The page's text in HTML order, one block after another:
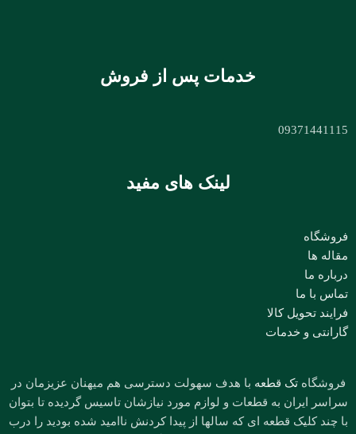
خدمات پس از فروش
09371441115
لینک های مفید
فروشگاه
مقاله ها
درباره ما
تماس با ما
فرایند تحویل کالا
گارانتی و خدمات
فروشگاهتک قطعه با هدف سهولت دسترسی هم میهنان عزیزمان در
سراسر ایران به قطعات و لوازم مورد نیازشان تاسیس گردیده تا بتوان
با چند کلیک قطعه ای که سالها از پیدا کردنش ناامید شده بودید را درب